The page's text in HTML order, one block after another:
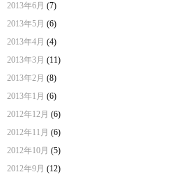
2013年6月 (7)
2013年5月 (6)
2013年4月 (4)
2013年3月 (11)
2013年2月 (8)
2013年1月 (6)
2012年12月 (6)
2012年11月 (6)
2012年10月 (5)
2012年9月 (12)